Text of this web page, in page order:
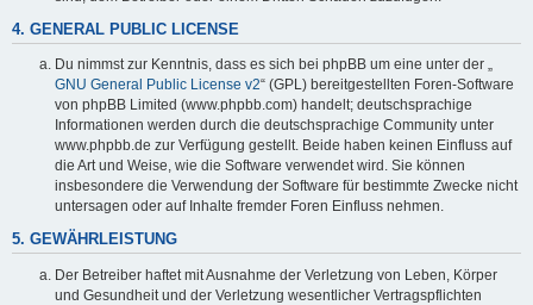
4. GENERAL PUBLIC LICENSE
Du nimmst zur Kenntnis, dass es sich bei phpBB um eine unter der „
GNU General Public License v2“ (GPL) bereitgestellten Foren-Software
von phpBB Limited (www.phpbb.com) handelt; deutschsprachige
Informationen werden durch die deutschsprachige Community unter
www.phpbb.de zur Verfügung gestellt. Beide haben keinen Einfluss auf
die Art und Weise, wie die Software verwendet wird. Sie können
insbesondere die Verwendung der Software für bestimmte Zwecke nicht
untersagen oder auf Inhalte fremder Foren Einfluss nehmen.
5. GEWÄHRLEISTUNG
Der Betreiber haftet mit Ausnahme der Verletzung von Leben, Körper
und Gesundheit und der Verletzung wesentlicher Vertragspflichten